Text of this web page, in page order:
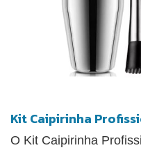
Kit Caipirinha
O Kit Caipirinha